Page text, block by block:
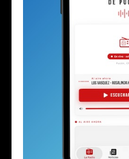
Uso correcto de los